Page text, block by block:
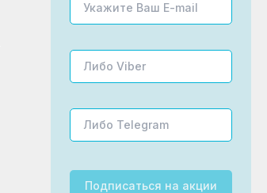
Подписаться на акции